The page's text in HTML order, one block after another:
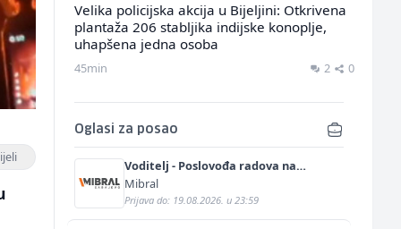
Velika policijska akcija u Bijeljini: Otkrivena
plantaža 206 stabljika indijske konoplje,
uhapšena jedna osoba
45min 2 0
Oglasi za posao
Voditelj - Poslovođa radova na
gradilištu (m/ž)
Mibral
Prijava do: 19.08.2026. u 23:59